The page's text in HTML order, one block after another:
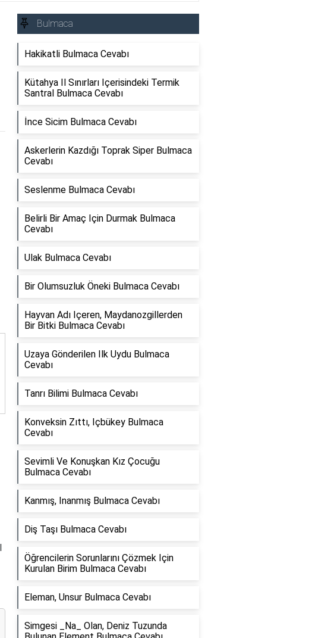
Bulmaca
Hakikatli Bulmaca Cevabı
Kütahya Il Sınırları Içerisindeki Termik
Santral Bulmaca Cevabı
İnce Sicim Bulmaca Cevabı
Askerlerin Kazdığı Toprak Siper Bulmaca
Cevabı
Seslenme Bulmaca Cevabı
Belirli Bir Amaç Için Durmak Bulmaca
Cevabı
Ulak Bulmaca Cevabı
Bir Olumsuzluk Öneki Bulmaca Cevabı
Hayvan Adı Içeren, Maydanozgillerden
Bir Bitki Bulmaca Cevabı
Uzaya Gönderilen Ilk Uydu Bulmaca
Cevabı
Tanrı Bilimi Bulmaca Cevabı
Konveksin Zıttı, Içbükey Bulmaca
Cevabı
Sevimli Ve Konuşkan Kız Çocuğu
Bulmaca Cevabı
Kanmış, Inanmış Bulmaca Cevabı
Diş Taşı Bulmaca Cevabı
Öğrencilerin Sorunlarını Çözmek Için
Kurulan Birim Bulmaca Cevabı
Eleman, Unsur Bulmaca Cevabı
Simgesi _Na_ Olan, Deniz Tuzunda